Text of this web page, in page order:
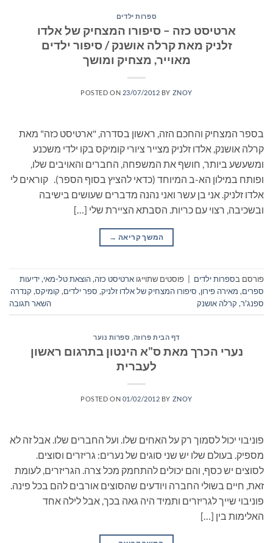
ספרות ילדים
ארטיסט כזה – סיפורו המצחיק של אלדו
זלניק מאת קרלה אושנק / סיפור ילדים
מאוייר, מצחיק ומושך
POSTED ON 23/07/2012 BY ZNOY
בספר המצחיק והחכם הזה, ראשון בסדרה, "ארטיסט כזה" מאת
קרלה אושנק, אלדו זלניק מצייר ציורי קומיקס בקו ילדי משכנע
ומשעשע ביותר, חושף את המשפחה, החברים והאויבים שלו,
ופותח במילון הא-ב המיוחד (כדאי להציץ בסוף הספר). קוראים לי
אלדו זלניק. אני בן עשר ואני נהנה מדברים שעושים בישיבה
ובשכיבה, רצוי עם כריות. הסבתא הציירת שלי […]
המשך קריאה →
פורסם בספרות ילדים פוסטים שתוייגו ארטיסט כזה,הוצאת טל-מאי,ידיעות
ספרים, מאירה פירון, סיפורו המצחיק של אלדו זלניק, ספר ילדים, קומיקס, קנדרה
ספנג'ר, קרלה אושנק השאר תגובה
דף הבית פרוזה ספרות נוער
נערי הכרך מאת ס"א הינטון בתרגום ראשון
לעברית
POSTED ON 01/02/2012 BY ZNOY
פוניבוי יכול לסמוך רק על האחים שלו. ועל החברים שלו. אבל זה לא
מספיק. בעולם שלו יש שני סוגים של נערים: גריזרים וסוצים.
לסוצים יש כסף, והם יכולים להתחמק מכל צרה. הגריזרים, לעומת
זאת, חיים בשולי החברה ויודעים שהסוצים אורבים להם בכל פינה.
פוניבוי שייך לגריזרים ותמיד היה גאה בכך, אבל לילה אחד
האלימות בין […]